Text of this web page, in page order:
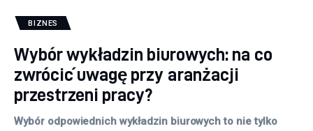
BIZNES
Wybór wykładzin biurowych: na co
zwrócić uwagę przy aranżacji
przestrzeni pracy?
Wybór odpowiednich wykładzin biurowych to nie tylko